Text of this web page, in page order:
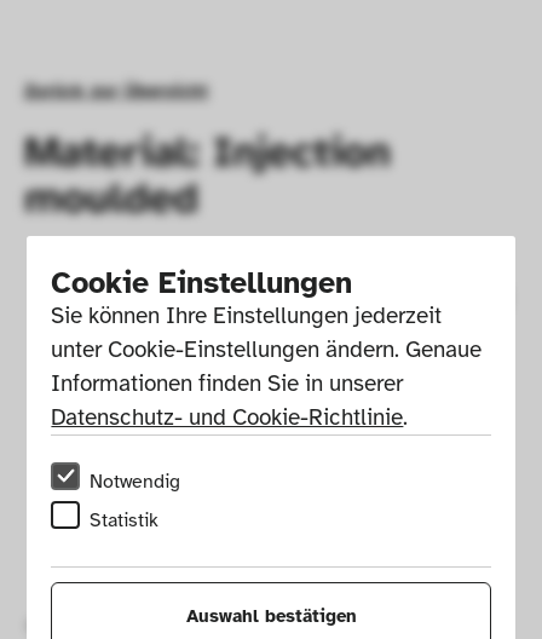
Cookie Einstellungen
Sie können Ihre Einstellungen jederzeit
unter Cookie-Einstellungen ändern. Genaue
Informationen finden Sie in unserer
Datenschutz- und Cookie-Richtlinie.
Notwendig
Statistik
Auswahl bestätigen
Zurück zur Übersicht
Material: Injection
moulded
Impressum Presse
Hausordnung
Newsletter
Copyright © 2026 Die Neue Sammlung – The Design Museum.